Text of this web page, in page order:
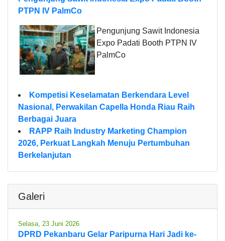
PTPN IV PalmCo
Pengunjung Sawit Indonesia
Expo Padati Booth PTPN IV
PalmCo
Kompetisi Keselamatan Berkendara Level
Nasional, Perwakilan Capella Honda Riau Raih
Berbagai Juara
RAPP Raih Industry Marketing Champion
2026, Perkuat Langkah Menuju Pertumbuhan
Berkelanjutan
Galeri
Selasa, 23 Juni 2026
DPRD Pekanbaru Gelar Paripurna Hari Jadi ke-